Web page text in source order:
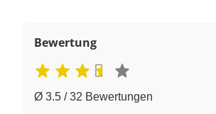
Bewertung
Ø 3.5 / 32 Bewertungen